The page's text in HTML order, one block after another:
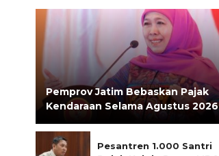
Pemprov Jatim Bebaskan Pajak
Kendaraan Selama Agustus 2026
Pesantren 1.000 Santri